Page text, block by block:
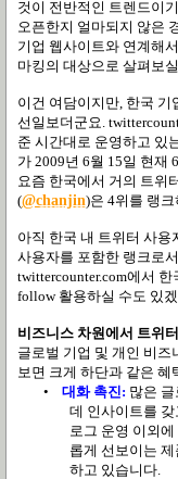
것이 전반적인 트렌드이
오픈한지 얼마되지 않은
기업 웹사이트와 연계해
마킹의 대상으로 살펴보
이건 여담이지만, 한국 기
선일보더군요.
준 시간대로 운영하고 있
가 2009년 6월 15일 현재
요즘 한국에서 거의 트위
(@chanjin)은 4위를 랭
아직 한국 내 트위터 사
사용자를 포함한 랭크로
twittercounter.com에서 한
follow 활용하실 수도 있
비즈니스 차원에서 트위
글로벌 기업 및 개인 비즈
보면 크게 하단과 같은
•
대화 촉진: 많은
데 인사이트를
로그 운영 이외
롭게 선보이는
하고 있습니다.